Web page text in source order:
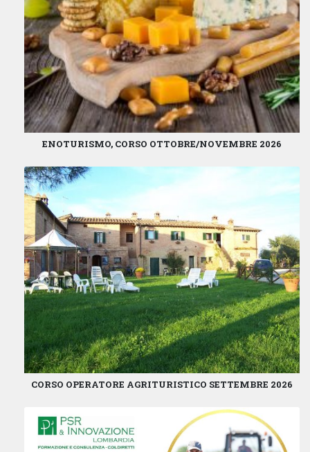
ENOTURISMO, CORSO OTTOBRE/NOVEMBRE 2026
CORSO OPERATORE AGRITURISTICO SETTEMBRE 2026